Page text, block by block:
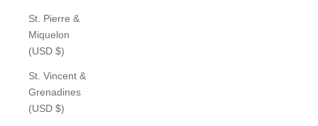
St. Pierre &
Miquelon
(USD $)
St. Vincent &
Grenadines
(USD $)